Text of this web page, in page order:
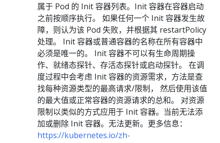
属于 Pod 的 Init 容器列表。Init 容器在容器启动
之前按顺序执行。 如果任何一个 Init 容器发生故
障，则认为该 Pod 失败，并根据其 restartPolicy
处理。 Init 容器或普通容器的名称在所有容器中
必须是唯一的。 Init 容器不可以有生命周期操
作、就绪态探针、存活态探针或启动探针。 在调
度过程中会考虑 Init 容器的资源需求，方法是查
找每种资源类型的最高请求/限制， 然后使用该值
的最大值或正常容器的资源请求的总和。 对资源
限制以类似的方式应用于 Init 容器。当前无法添
加或删除 Init 容器。无法更新。更多信息：
https://kubernetes.io/zh-